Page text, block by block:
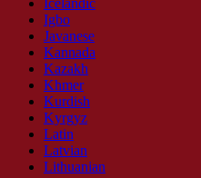
Icelandic
Igbo
Javanese
Kannada
Kazakh
Khmer
Kurdish
Kyrgyz
Latin
Latvian
Lithuanian